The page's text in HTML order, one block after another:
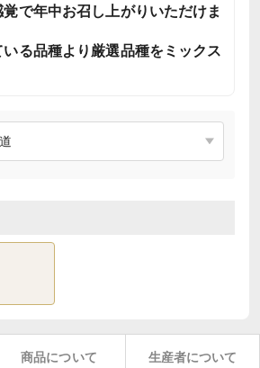
で年中お召し上がりいただけま
る品種より厳選品種をミックス
商品について 生産者について